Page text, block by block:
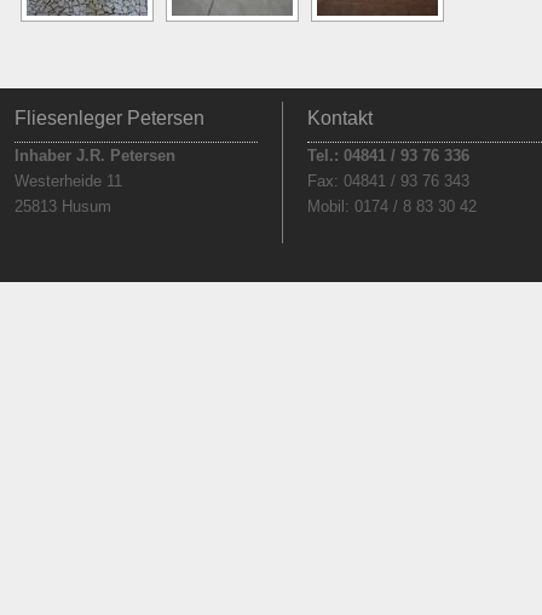
Fliesenleger Petersen
Inhaber J.R. Petersen
Westerheide 11
25813 Husum
Kontakt
Tel.: 04841 / 93 76 336
Fax: 04841 / 93 76 343
Mobil: 0174 / 8 83 30 42